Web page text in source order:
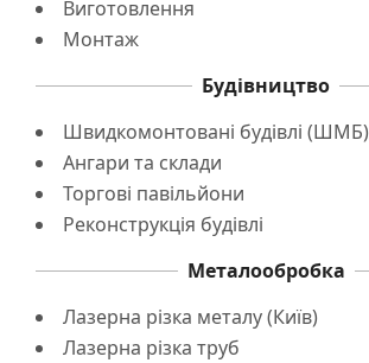
Виготовлення
Монтаж
Будівництво
Швидкомонтовані будівлі (ШМБ)
Ангари та склади
Торгові павільйони
Реконструкція будівлі
Металообробка
Лазерна різка металу (Київ)
Лазерна різка труб